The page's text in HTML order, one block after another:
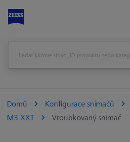
Domů Konfigurace snímačů
M3 XXT
Vroubkovaný snímač